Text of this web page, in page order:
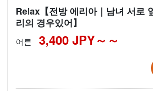
Relax【전방 에리아｜남녀 서로
리의 경우있어】
어른 3,400 JPY～